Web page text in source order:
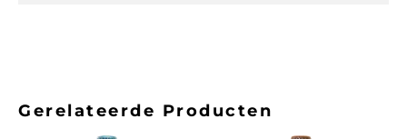
Gerelateerde Producten